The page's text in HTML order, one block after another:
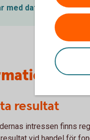
med datum (pdf)
från
resultat
intressen finns